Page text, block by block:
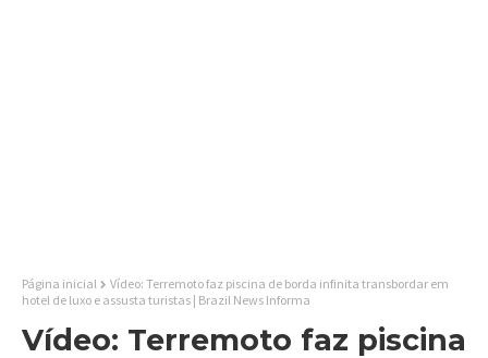
Página inicial
Vídeo: Terremoto faz piscina de borda infinita transbordar em
hotel de luxo e assusta turistas | Brazil News Informa
Vídeo: Terremoto faz piscina